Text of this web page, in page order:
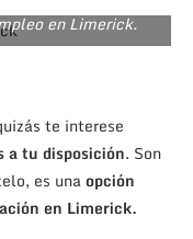
en Limerick.
te interese
a tu disposición. Son
es unaopción
en Limerick.